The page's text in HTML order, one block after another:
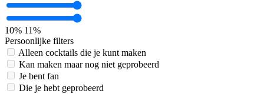
10% 11%
Persoonlijke filters
Alleen cocktails die je kunt maken
Kan maken maar nog niet geprobeerd
Je bent fan
Die je hebt geprobeerd